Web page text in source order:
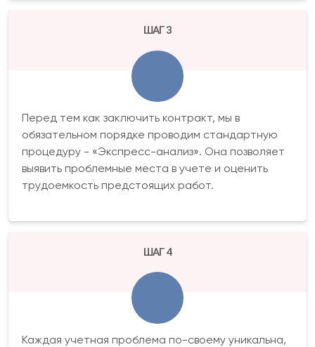
ШАГ 3
Перед тем как заключить контракт, мы в
обязательном порядке проводим стандартную
процедуру - «Экспресс-анализ». Она позволяет
выявить проблемные места в учете и оценить
трудоемкость предстоящих работ.
ШАГ 4
Каждая учетная проблема по-своему уникальна,